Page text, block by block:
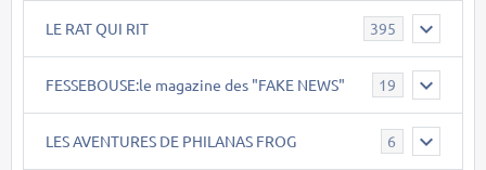
LE RAT QUI RIT 395
FESSEBOUSE:le magazine des "FAKE NEWS" 19
LES AVENTURES DE PHILANAS FROG 6